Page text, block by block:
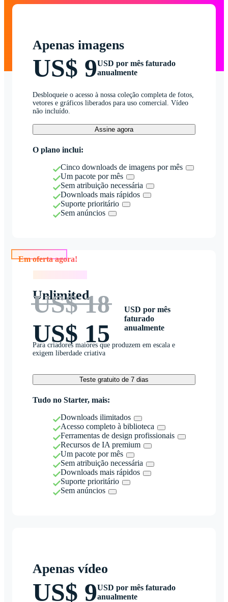
Apenas imagens
US$ 9USD por mês faturado
anualmente
Desbloqueie o acesso à nossa coleção completa de fotos,
vetores e gráficos liberados para uso comercial. Vídeo
não incluído.
Assine agora
O plano inclui:
Cinco downloads de imagens por mês
Um pacote por mês
Sem atribuição necessária
Downloads mais rápidos
Suporte prioritário
Sem anúncios
Unlimited
US$ 18
US$ 15
USD por mês
faturado
anualmente
Para criadores maiores que produzem em escala e
exigem liberdade criativa
Teste gratuito de 7 dias
Tudo no Starter, mais:
Downloads ilimitados
Acesso completo à biblioteca
Ferramentas de design profissionais
Recursos de IA premium
Um pacote por mês
Sem atribuição necessária
Downloads mais rápidos
Suporte prioritário
Sem anúncios
Apenas vídeo
US$ 9USD por mês faturado
anualmente